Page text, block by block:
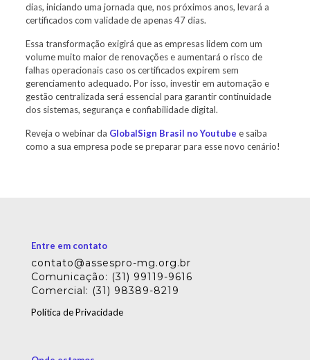
dias, iniciando uma jornada que, nos próximos anos, levará a
certificados com validade de apenas 47 dias.
Essa transformação exigirá que as empresas lidem com um
volume muito maior de renovações e aumentará o risco de
falhas operacionais caso os certificados expirem sem
gerenciamento adequado. Por isso, investir em automação e
gestão centralizada será essencial para garantir continuidade
dos sistemas, segurança e confiabilidade digital.
Reveja o webinar da GlobalSign Brasil no Youtube e saiba
como a sua empresa pode se preparar para esse novo cenário!
Entre em contato
contato@assespro-mg.org.br
Comunicação: (31) 99119-9616
Comercial: (31) 98389-8219
Política de Privacidade